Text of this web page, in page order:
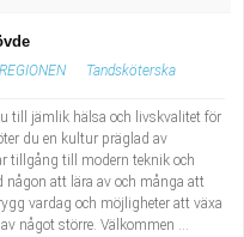
Tandsköterska
till jämlik hälsa och livskvalitet för
du en kultur präglad av
tillgång till modern teknik och
någon att lära av och många att
vardag och möjligheter att växa
något större. Välkommen ...